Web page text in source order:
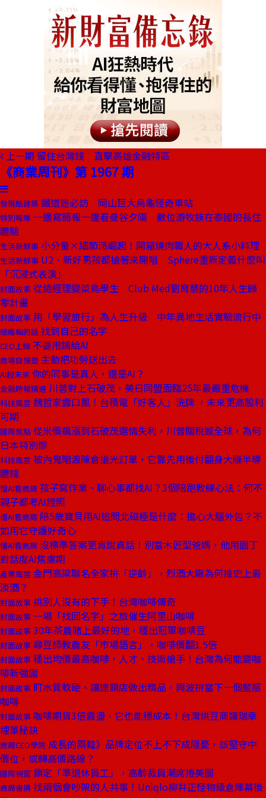
上一期 留住台灣錢 直擊高雄金融特區
《商業周刊》第 1967 期
發現酷建築 鐵道迷必訪 岡山巨大烏龜怪奇車站
特別報導 一邊寫簡報一邊看曼谷夕陽 數位游牧族在泰國的長住
體驗
生活新鮮事 小分量×細節派崛起！開箱燒肉職人的大人系小料理
生活新鮮事 U2、新好男孩都搶著來開唱 Sphere重新定義什麼叫
「沉浸式表演」
封面故事 從總經理變菜鳥學生 Club Med劉育慧的10年人生歸
零計畫
封面故事 用「學習旅行」為人生升級 中年異地生活實驗流行中
總編輯的話 找到自己的名字
CEO上線 不要甩鍋給AI
商場自慢塾 主動把功勞送出去
AI超未來 你的同事是真人，還是AI？
金融時報精選 川普對上石破茂，美日同盟面臨25年最嚴重危機
科技風雲 魏哲家露口風！台積電「好客人」洗牌 ，未來更高股利
可期
國際焦點 從米價飆漲到石破茂選情失利，川普關稅撼全球，為何
日本特別慘
科技風雲 被內鬼暗渡陳倉搶光訂單，它靠先用後付翻身大賺半導
體錢
懂AI看商周 孩子寫作業、聊心事都找AI？3個陪跑教練心法：何不
親子都考AI證照
懂AI看商周 陪5歲寶貝用AI追問北磁極是什麼：擔心大腦外包？不
如用它守護好奇心
懂AI看商周 沒標準答案更肯說真話！別當木匠型爸媽，他用園丁
對話度AI焦慮期
產業風雲 金門高粱聯名全家拚「逆齡」，烈酒大廠為何推史上最
淡酒？
封面故事 挑別人沒有的下手！台灣咖啡傳奇
封面故事 一場「找回名字」之旅催生阿里山咖啡
封面故事 30年茶農賭上最好的地，種出冠軍咖啡豆
封面故事 尋豆師教農友「市場語言」，咖啡價翻1.5倍
封面故事 種出均價最高咖啡，人才、技術搶手！台灣為何能變咖
啡新強國
封面故事 盯水質軟硬、讓連鎖店做出精品，興波拚當下一個藍瓶
咖啡
封面故事 咖啡期貨3倍震盪，它也能穩成本！台灣烘豆商讓瑞幸
埋單秘訣
商周CEO學院 成長的兩難》品牌定位不上不下成隱憂，該堅守中
價位，或轉高價路線？
國際視窗 鎖定「準退休員工」，高齡裁員潮席捲美國
商周書摘 找兩個會吵架的人共事！Uniqlo柳井正怪物級倉庫幕後